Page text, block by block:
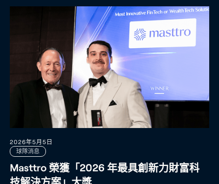
2026年5月5日
球隊消息
Masttro 榮獲「2026 年最具創新力財富科